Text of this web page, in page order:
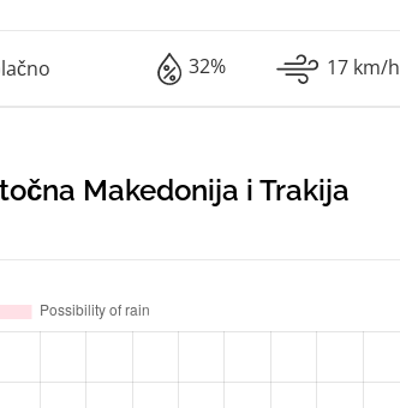
32% 17 km/h
Makedonija i Trakija